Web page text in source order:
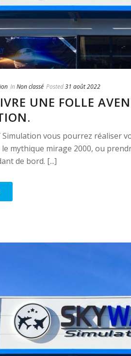
In Non classé Posted31 août 2022
UNE FOLLE
Simulation vous pourrez réaliser
le mythique mirage 2000, ou
de bord. [...]